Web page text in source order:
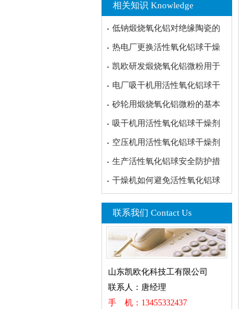
相关知识 Knowledge
低钠煅烧氧化铝对绝缘陶瓷的
热电厂更换活性氧化铝球干燥
凯欧研发煅烧氧化铝微粉用于
电厂吸干机用活性氧化铝球干
砂轮用煅烧氧化铝微粉的基本
吸干机用活性氧化铝球干燥剂
空压机用活性氧化铝球干燥剂
生产活性氧化铝球安全防护措
干燥机如何避免活性氧化铝球
联系我们 Contact Us
山东凯欧化科技工有限公司
联系人：唐经理
手 机：13455332437